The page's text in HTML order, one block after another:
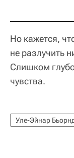
Но кажется,
не разлучить
Слишком
чувства.
Уле-Эйнар